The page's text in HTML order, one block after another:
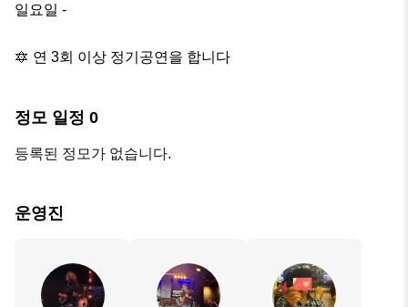
일요일 -
🔯 연 3회 이상 정기공연을 합니다
정모 일정 0
등록된 정모가 없습니다.
운영진